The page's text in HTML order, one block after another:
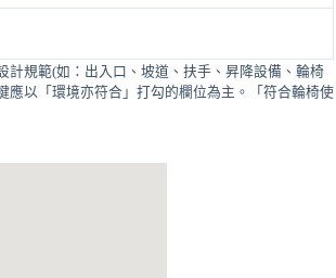
規範(如：出入口、坡道、扶手、昇降設備、輪椅
以「環境亦符合」打勾的欄位為主。「符合輪椅使